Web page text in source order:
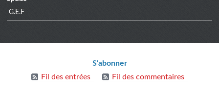
G.E.F
Informations
S'abonner
Fil des entrées
Fil des commentaires